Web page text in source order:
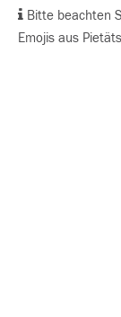
Bitte beachten
Emojis aus